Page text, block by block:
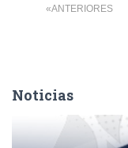
Paginación
entradas
ANTERIORES
Noticias